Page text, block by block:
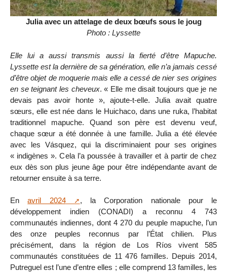
Julia avec un attelage de deux bœufs sous le joug
Photo : Lyssette
Elle lui a aussi transmis aussi la fierté d’être Mapuche.
Lyssette est la dernière de sa génération, elle n’a jamais cessé
d’être objet de moquerie mais elle a cessé de nier ses origines
en se teignant les cheveux. « Elle me disait toujours que je ne
devais pas avoir honte », ajoute-t-elle. Julia avait quatre
sœurs, elle est née dans le Huichaco, dans une ruka, l’habitat
traditionnel mapuche. Quand son père est devenu veuf,
chaque sœur a été donnée à une famille. Julia a été élevée
avec les Vásquez, qui la discriminaient pour ses origines
« indigènes ». Cela l’a poussée à travailler et à partir de chez
eux dès son plus jeune âge pour être indépendante avant de
retourner ensuite à sa terre.
Enavril 2024
, la Corporation nationale pour le
développement indien (CONADI) a reconnu 4 743
communautés indiennes, dont 4 270 du peuple mapuche, l’un
des onze peuples reconnus par l’État chilien. Plus
précisément, dans la région de Los Ríos vivent 585
communautés constituées de 11 476 familles. Depuis 2014,
Putreguel est l’une d’entre elles ; elle comprend 13 familles, les